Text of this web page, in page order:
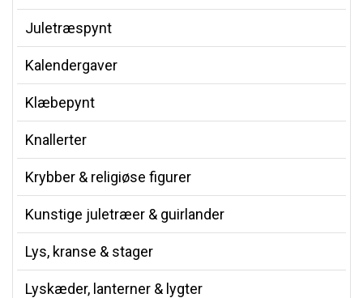
Juletræspynt
Kalendergaver
Klæbepynt
Knallerter
Krybber & religiøse figurer
Kunstige juletræer & guirlander
Lys, kranse & stager
Lyskæder, lanterner & lygter